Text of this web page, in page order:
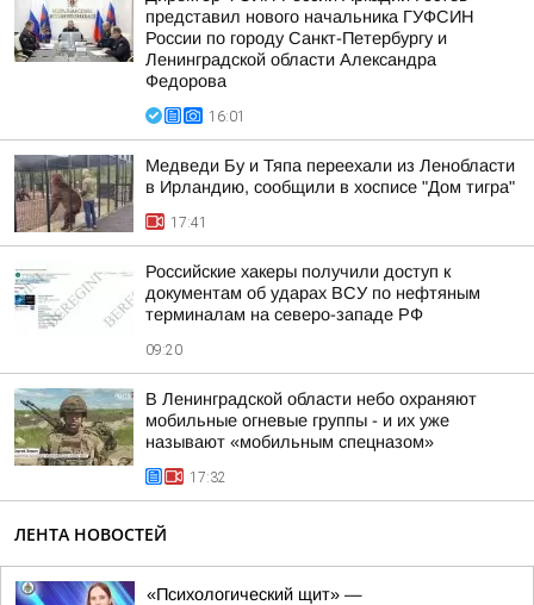
представил нового начальника ГУФСИН
России по городу Санкт-Петербургу и
Ленинградской области Александра
Федорова
16:01
Медведи Бу и Тяпа переехали из Ленобласти
в Ирландию, сообщили в хосписе "Дом тигра"
17:41
Российские хакеры получили доступ к
документам об ударах ВСУ по нефтяным
терминалам на северо-западе РФ
09:20
В Ленинградской области небо охраняют
мобильные огневые группы - и их уже
называют «мобильным спецназом»
17:32
ЛЕНТА НОВОСТЕЙ
«Психологический щит» —